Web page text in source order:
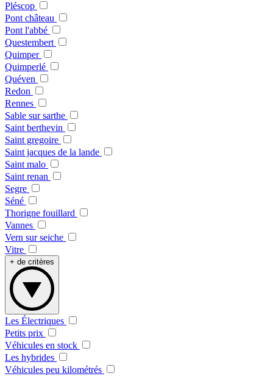
Pléscop
Pont château
Pont l'abbé
Questembert
Quimper
Quimperlé
Quéven
Redon
Rennes
Sable sur sarthe
Saint berthevin
Saint gregoire
Saint jacques de la lande
Saint malo
Saint renan
Segre
Séné
Thorigne fouillard
Vannes
Vern sur seiche
Vitre
+ de critères
Les Électriques
Petits prix
Véhicules en stock
Les hybrides
Véhicules peu kilométrés